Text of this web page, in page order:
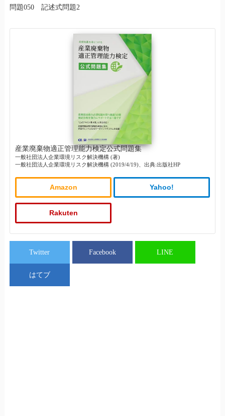
問題050 記述式問題2
産業廃棄物適正管理能力検定公式問題集
一般社団法人企業環境リスク解決機構 (著)
一般社団法人企業環境リスク解決機構 (2019/4/19)、出典:出版社HP
Amazon Yahoo!
Rakuten
Twitter Facebook LINE
はてブ